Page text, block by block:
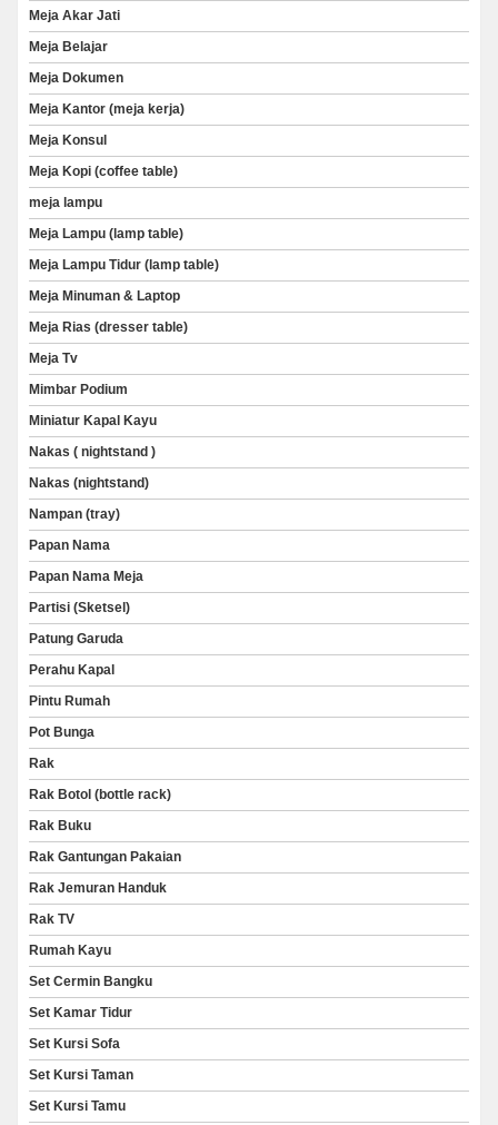
Meja Akar Jati
Meja Belajar
Meja Dokumen
Meja Kantor (meja kerja)
Meja Konsul
Meja Kopi (coffee table)
meja lampu
Meja Lampu (lamp table)
Meja Lampu Tidur (lamp table)
Meja Minuman & Laptop
Meja Rias (dresser table)
Meja Tv
Mimbar Podium
Miniatur Kapal Kayu
Nakas ( nightstand )
Nakas (nightstand)
Nampan (tray)
Papan Nama
Papan Nama Meja
Partisi (Sketsel)
Patung Garuda
Perahu Kapal
Pintu Rumah
Pot Bunga
Rak
Rak Botol (bottle rack)
Rak Buku
Rak Gantungan Pakaian
Rak Jemuran Handuk
Rak TV
Rumah Kayu
Set Cermin Bangku
Set Kamar Tidur
Set Kursi Sofa
Set Kursi Taman
Set Kursi Tamu